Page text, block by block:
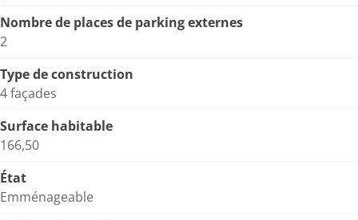
Nombre de places de parking externes
2
Type de construction
4 façades
Surface habitable
166,50
État
Emménageable